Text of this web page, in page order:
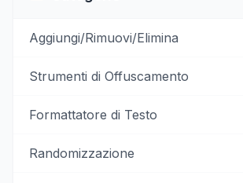
Aggiungi/Rimuovi/Elimina
Strumenti di Offuscamento
Formattatore di Testo
Randomizzazione